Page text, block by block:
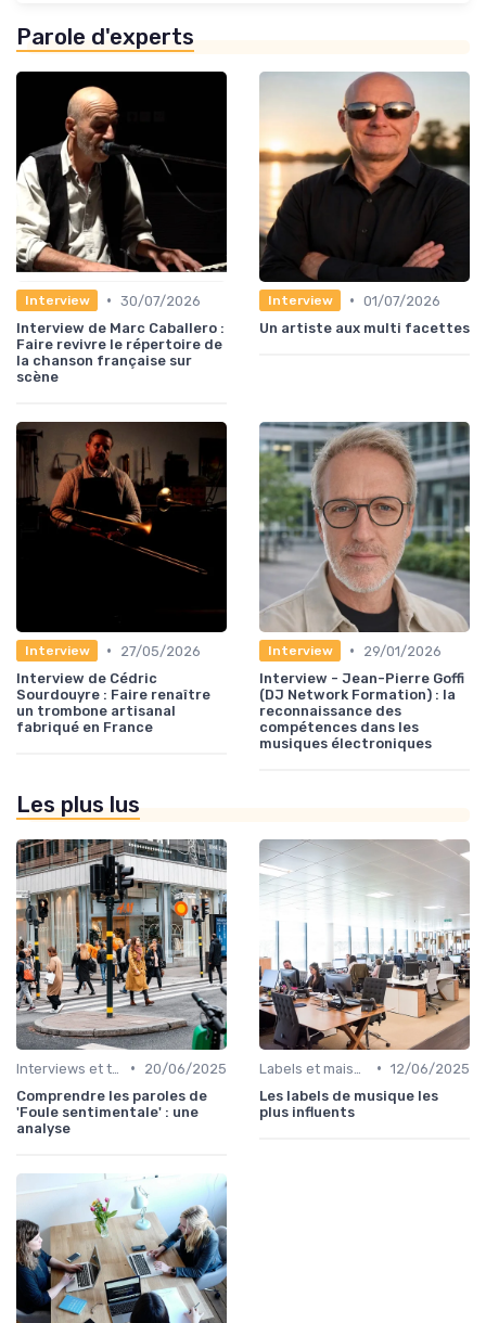
Parole d'experts
Interview • 30/07/2026
Interview de Marc Caballero :
Faire revivre le répertoire de
la chanson française sur
scène
Interview • 01/07/2026
Un artiste aux multi facettes
Interview •
27/05/2026
Interview de Cédric
Sourdouyre : Faire renaître
un trombone artisanal
fabriqué en France
Interview •
29/01/2026
Interview - Jean-Pierre Goffi
(DJ Network Formation) : la
reconnaissance des
compétences dans les
musiques électroniques
Les plus lus
•
20/06/2025
Comprendre les paroles de
'Foule sentimentale' : une
analyse
• 12/06/2025
Les labels de musique les
plus influents